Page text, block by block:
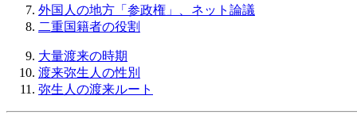
外国人の地方「参政権」、ネット論議
二重国籍者の役割
大量渡来の時期
渡来弥生人の性別
弥生人の渡来ルート